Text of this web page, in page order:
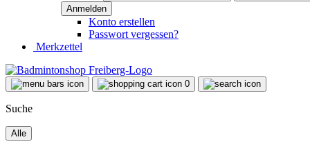
Konto erstellen
Passwort vergessen?
Merkzettel
0
Suche
Alle